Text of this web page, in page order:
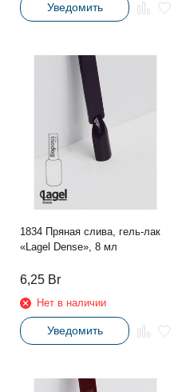
Уведомить
1834 Пряная слива, гель-лак
«Lagel Dense», 8 мл
6,25 Br
Нет в наличии
Уведомить